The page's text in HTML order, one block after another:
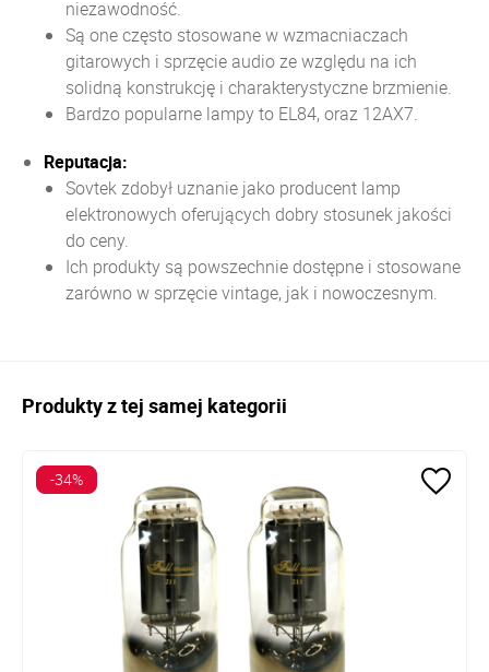
niezawodność.
Są one często stosowane w wzmacniaczach
gitarowych i sprzęcie audio ze względu na ich
solidną konstrukcję i charakterystyczne brzmienie.
Bardzo popularne lampy to EL84, oraz 12AX7.
Reputacja:
Sovtek zdobył uznanie jako producent lamp
elektronowych oferujących dobry stosunek jakości
do ceny.
Ich produkty są powszechnie dostępne i stosowane
zarówno w sprzęcie vintage, jak i nowoczesnym.
Produkty z tej samej kategorii
-34%